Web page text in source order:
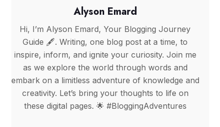
Alyson Emard
Hi, I’m Alyson Emard, Your Blogging Journey
Guide 🖋️. Writing, one blog post at a time, to
inspire, inform, and ignite your curiosity. Join me
as we explore the world through words and
embark on a limitless adventure of knowledge and
creativity. Let’s bring your thoughts to life on
these digital pages. 🌟 #BloggingAdventures